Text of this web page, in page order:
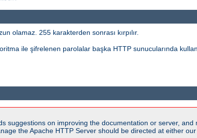
olamaz. 255 karakterden sonrası kırpılır.
ile şifrelenen parolalar başka HTTP sunucularında
suggestions on improving the documentation or server,
the Apache HTTP Server should be directed at either